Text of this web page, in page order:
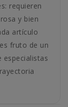
requieren
y bien
artículo
fruto de un